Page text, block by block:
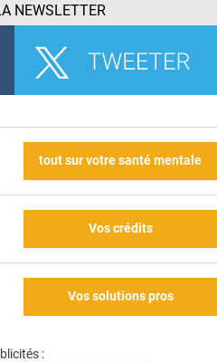
NEWSLETTER
tout sur votre santé mentale
Vos crédits
Vos solutions pros
: